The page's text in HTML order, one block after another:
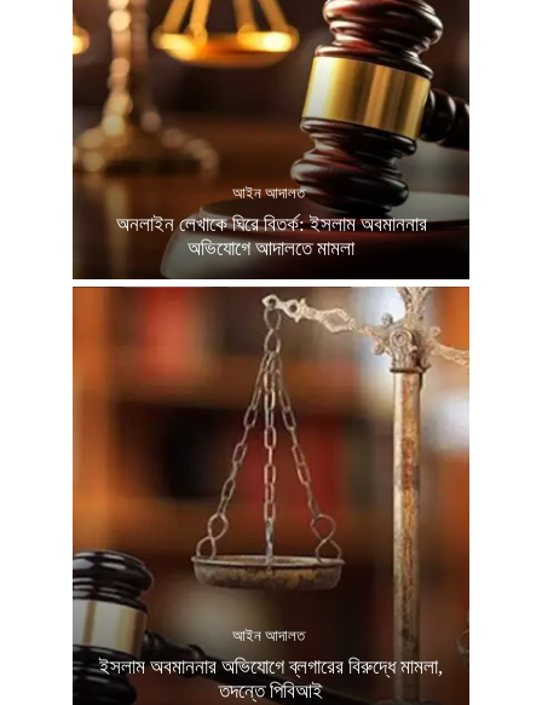
আইন আদালত
অনলাইন লেখাকে ঘিরে বিতর্ক: ইসলাম অবমাননার
অভিযোগে আদালতে মামলা
আইন আদালত
ইসলাম অবমাননার অভিযোগে ব্লগারের বিরুদ্ধে মামলা,
তদন্তে পিবিআই